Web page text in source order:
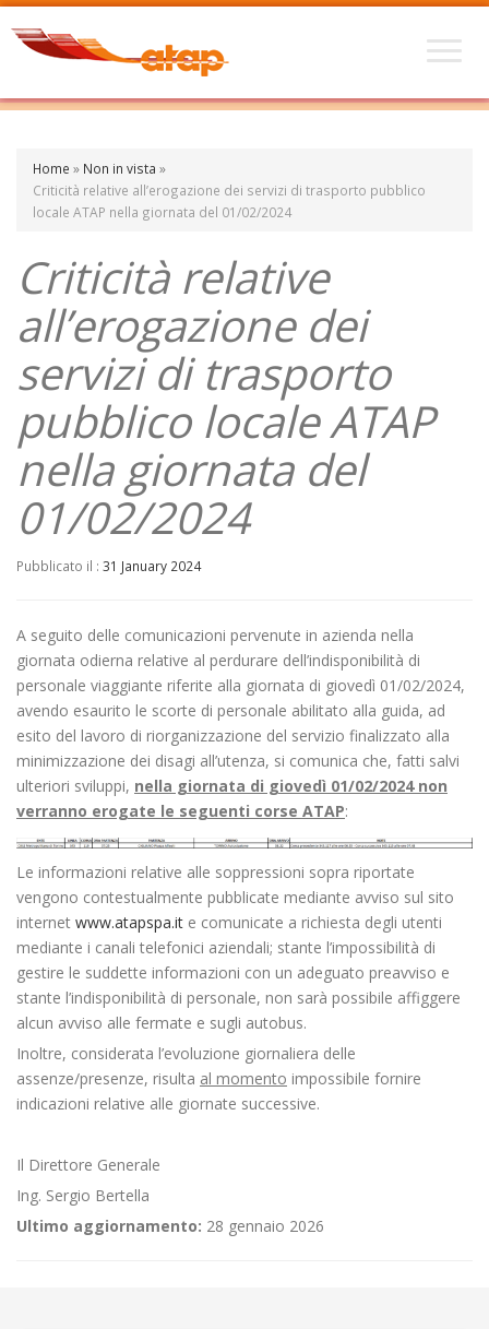
Home » Non in vista »
Criticità relative all’erogazione dei servizi di trasporto pubblico
locale ATAP nella giornata del 01/02/2024
Criticità relative
all’erogazione dei
servizi di trasporto
pubblico locale ATAP
nella giornata del
01/02/2024
Pubblicato il : 31 January 2024
A seguito delle comunicazioni pervenute in azienda nella
giornata odierna relative al perdurare dell’indisponibilità di
personale viaggiante riferite alla giornata di giovedì 01/02/2024,
avendo esaurito le scorte di personale abilitato alla guida, ad
esito del lavoro di riorganizzazione del servizio finalizzato alla
minimizzazione dei disagi all’utenza, si comunica che, fatti salvi
ulteriori sviluppi, nella giornata di giovedì 01/02/2024 non
verranno erogate le seguenti corse ATAP:
Le informazioni relative alle soppressioni sopra riportate
vengono contestualmente pubblicate mediante avviso sul sito
internet www.atapspa.it e comunicate a richiesta degli utenti
mediante i canali telefonici aziendali; stante l’impossibilità di
gestire le suddette informazioni con un adeguato preavviso e
stante l’indisponibilità di personale, non sarà possibile affiggere
alcun avviso alle fermate e sugli autobus.
Inoltre, considerata l’evoluzione giornaliera delle
assenze/presenze, risulta al momento impossibile fornire
indicazioni relative alle giornate successive.
Il Direttore Generale
Ing. Sergio Bertella
Ultimo aggiornamento: 28 gennaio 2026